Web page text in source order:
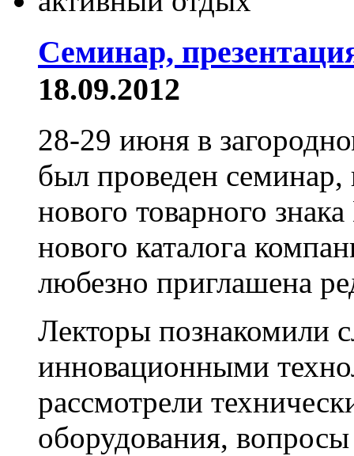
Семинар,
18.09.2012
28-29 июня в
был проведен
нового товарного
нового каталога
любезно приглашена
Лекторы познакомили
инновационными
рассмотрели
оборудования,